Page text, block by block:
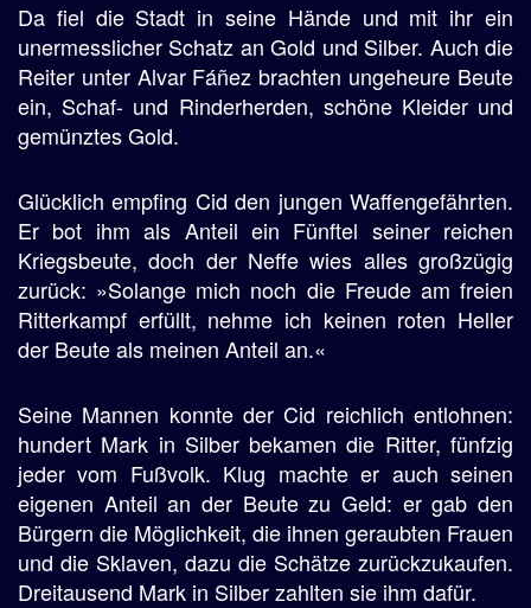
Da fiel die Stadt in seine Hände und mit ihr ein
unermesslicher Schatz an Gold und Silber. Auch die
Reiter unter Alvar Fáñez brachten ungeheure Beute
ein, Schaf- und Rinderherden, schöne Kleider und
gemünztes Gold.
Glücklich empfing Cid den jungen Waffengefährten.
Er bot ihm als Anteil ein Fünftel seiner reichen
Kriegsbeute, doch der Neffe wies alles großzügig
zurück: »Solange mich noch die Freude am freien
Ritterkampf erfüllt, nehme ich keinen roten Heller
der Beute als meinen Anteil an.«
Seine Mannen konnte der Cid reichlich entlohnen:
hundert Mark in Silber bekamen die Ritter, fünfzig
jeder vom Fußvolk. Klug machte er auch seinen
eigenen Anteil an der Beute zu Geld: er gab den
Bürgern die Möglichkeit, die ihnen geraubten Frauen
und die Sklaven, dazu die Schätze zurückzukaufen.
Dreitausend Mark in Silber zahlten sie ihm dafür.